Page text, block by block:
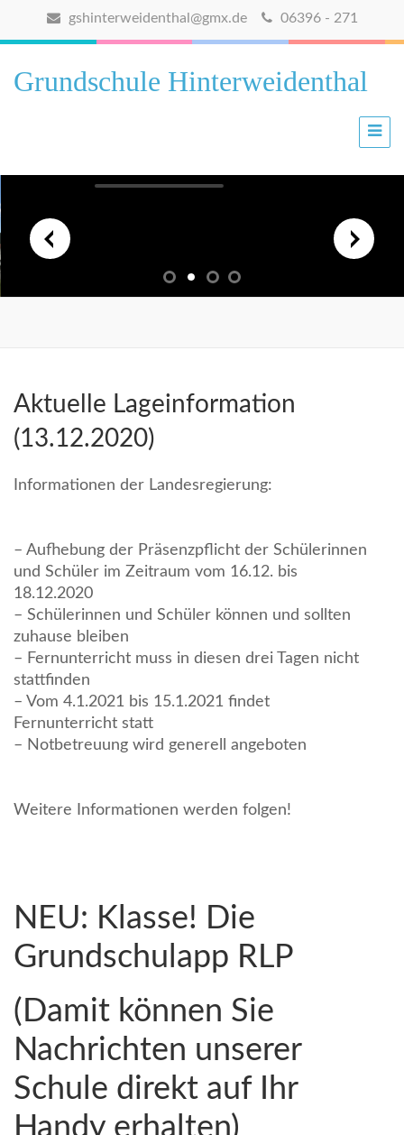
gshinterweidenthal@gmx.de 06396 - 271
Grundschule Hinterweidenthal
Aktuelle Lageinformation
(13.12.2020)
Informationen der Landesregierung:
– Aufhebung der Präsenzpflicht der Schülerinnen
und Schüler im Zeitraum vom 16.12. bis
18.12.2020
– Schülerinnen und Schüler können und sollten
zuhause bleiben
– Fernunterricht muss in diesen drei Tagen nicht
stattfinden
– Vom 4.1.2021 bis 15.1.2021 findet
Fernunterricht statt
– Notbetreuung wird generell angeboten
Weitere Informationen werden folgen!
NEU: Klasse! Die
Grundschulapp RLP
(Damit können Sie
Nachrichten unserer
Schule direkt auf Ihr
Handy erhalten)